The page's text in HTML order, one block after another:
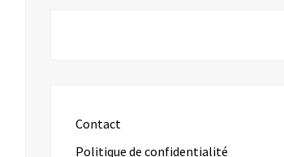
Contact
Politique de confidentialité